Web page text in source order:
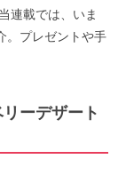
連載では、いま
。プレゼントや手
ーデザート